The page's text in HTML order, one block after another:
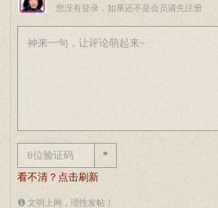
您没有登录，如果还不是会员请先注册
*
看不清？点击刷新
文明上网，理性发帖！